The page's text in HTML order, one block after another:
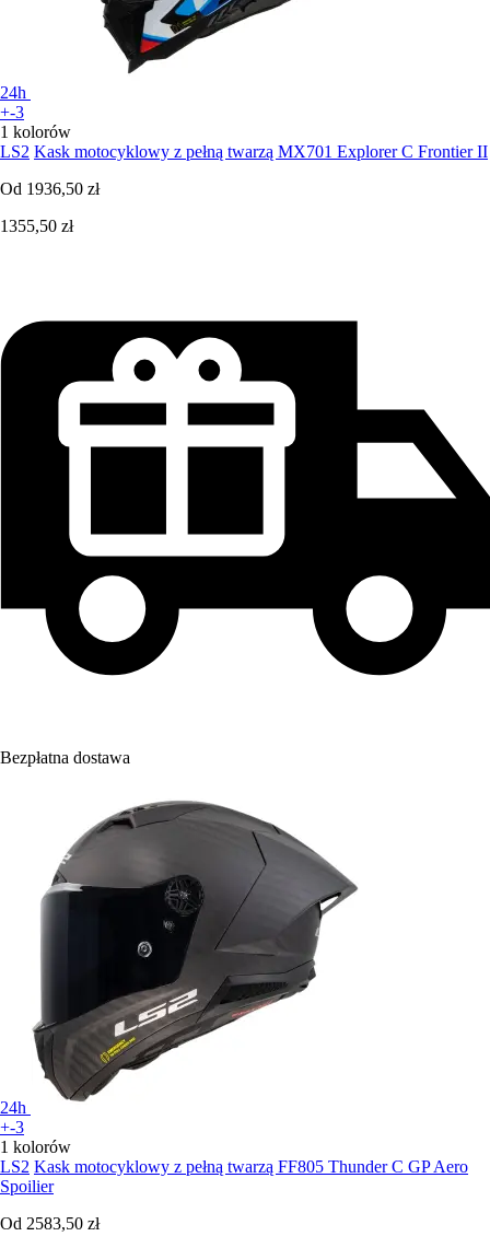
24h
+-3
1 kolorów
LS2 Kask motocyklowy z pełną twarzą MX701 Explorer C Frontier II
Od 1936,50 zł
1355,50 zł
Bezpłatna dostawa
24h
+-3
1 kolorów
LS2 Kask motocyklowy z pełną twarzą FF805 Thunder C GP Aero
Spoilier
Od 2583,50 zł